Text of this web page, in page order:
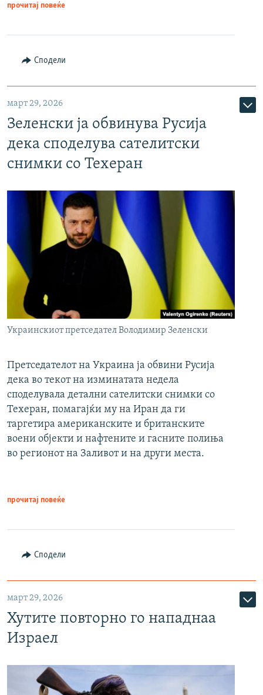
прочитај повеќе
Сподели
март 29, 2026
Зеленски ја обвинува Русија
дека споделува сателитски
снимки со Техеран
Украинскиот претседател Володимир Зеленски
Претседателот на Украина ја обвини Русија
дека во текот на изминатата недела
споделувала детални сателитски снимки со
Техеран, помагајќи му на Иран да ги
таргетира американските и британските
воени објекти и нафтените и гасните полиња
во регионот на Заливот и на други места.
прочитај повеќе
Сподели
март 29, 2026
Хутите повторно го нападнаа
Израел